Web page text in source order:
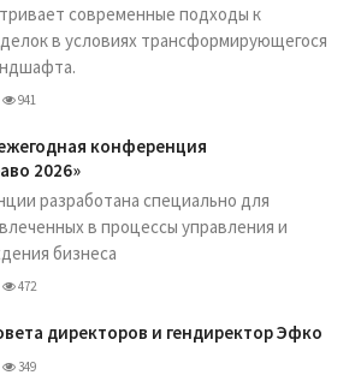
современные подходы к
в условиях трансформирующегося
941
конференция
2026»
разработана специально для
в процессы управления и
бизнеса
472
директоров и гендиректор Эфко
349